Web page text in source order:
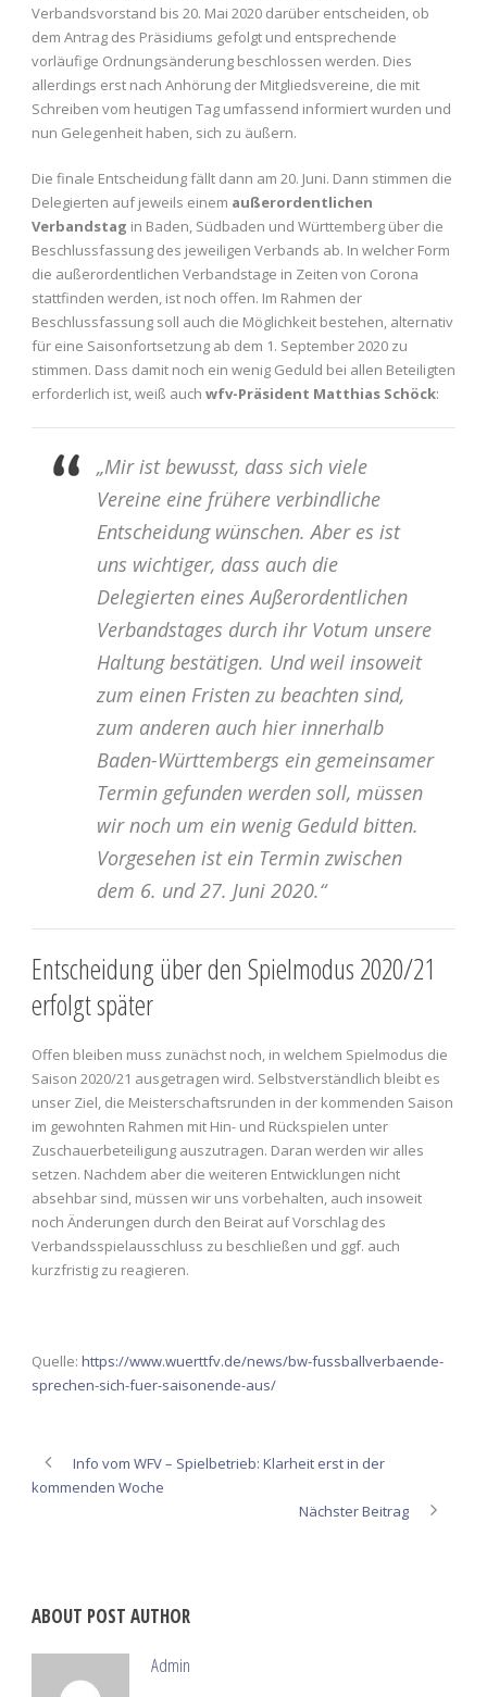
Verbandsvorstand bis 20. Mai 2020 darüber entscheiden, ob
dem Antrag des Präsidiums gefolgt und entsprechende
vorläufige Ordnungsänderung beschlossen werden. Dies
allerdings erst nach Anhörung der Mitgliedsvereine, die mit
Schreiben vom heutigen Tag umfassend informiert wurden und
nun Gelegenheit haben, sich zu äußern.
Die finale Entscheidung fällt dann am 20. Juni. Dann stimmen die
Delegierten auf jeweils einem außerordentlichen
Verbandstag in Baden, Südbaden und Württemberg über die
Beschlussfassung des jeweiligen Verbands ab. In welcher Form
die außerordentlichen Verbandstage in Zeiten von Corona
stattfinden werden, ist noch offen. Im Rahmen der
Beschlussfassung soll auch die Möglichkeit bestehen, alternativ
für eine Saisonfortsetzung ab dem 1. September 2020 zu
stimmen. Dass damit noch ein wenig Geduld bei allen Beteiligten
erforderlich ist, weiß auch wfv-Präsident Matthias Schöck:
„Mir ist bewusst, dass sich viele
Vereine eine frühere verbindliche
Entscheidung wünschen. Aber es ist
uns wichtiger, dass auch die
Delegierten eines Außerordentlichen
Verbandstages durch ihr Votum unsere
Haltung bestätigen. Und weil insoweit
zum einen Fristen zu beachten sind,
zum anderen auch hier innerhalb
Baden-Württembergs ein gemeinsamer
Termin gefunden werden soll, müssen
wir noch um ein wenig Geduld bitten.
Vorgesehen ist ein Termin zwischen
dem 6. und 27. Juni 2020.“
Entscheidung über den Spielmodus 2020/21
erfolgt später
Offen bleiben muss zunächst noch, in welchem Spielmodus die
Saison 2020/21 ausgetragen wird. Selbstverständlich bleibt es
unser Ziel, die Meisterschaftsrunden in der kommenden Saison
im gewohnten Rahmen mit Hin- und Rückspielen unter
Zuschauerbeteiligung auszutragen. Daran werden wir alles
setzen. Nachdem aber die weiteren Entwicklungen nicht
absehbar sind, müssen wir uns vorbehalten, auch insoweit
noch Änderungen durch den Beirat auf Vorschlag des
Verbandsspielausschluss zu beschließen und ggf. auch
kurzfristig zu reagieren.
Quelle: https://www.wuerttfv.de/news/bw-fussballverbaende-
sprechen-sich-fuer-saisonende-aus/
Info vom WFV – Spielbetrieb: Klarheit erst in der
kommenden Woche
Nächster Beitrag
ABOUT POST AUTHOR
Admin